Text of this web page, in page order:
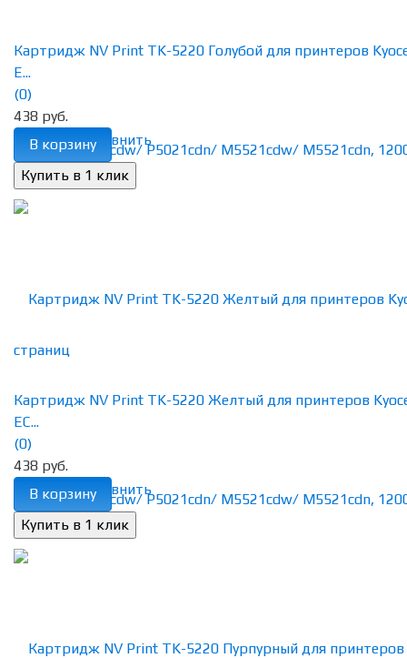
избранное сравнить
Картридж NV Print TK-5220 Голубой для принтеров
E...
(0)
438 руб.
В корзину
избранное сравнить
Картридж NV Print TK-5220 Желтый для принтеров
EC...
(0)
438 руб.
В корзину